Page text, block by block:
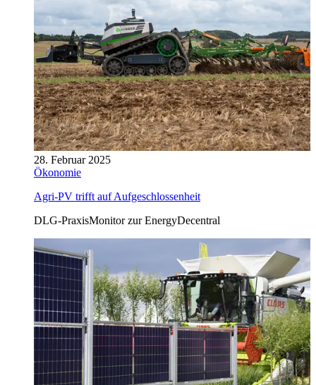
28. Februar 2025
Ökonomie
Agri-PV trifft auf Aufgeschlossenheit
DLG-PraxisMonitor zur EnergyDecentral